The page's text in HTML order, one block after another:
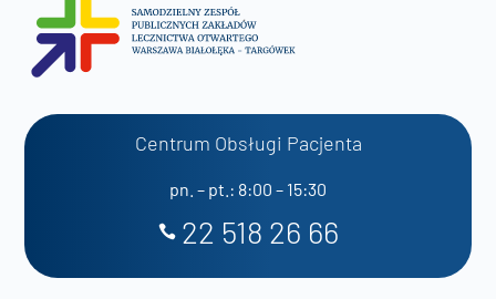
Centrum Obsługi Pacjenta
pn. – pt.: 8:00 – 15:30
22 518 26 66